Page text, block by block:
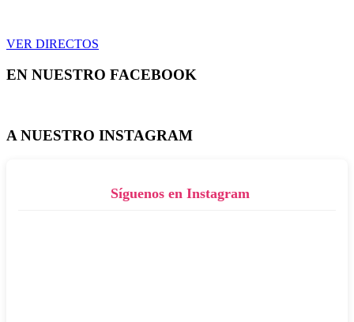
VER DIRECTOS
EN NUESTRO FACEBOOK
A NUESTRO INSTAGRAM
Síguenos en Instagram